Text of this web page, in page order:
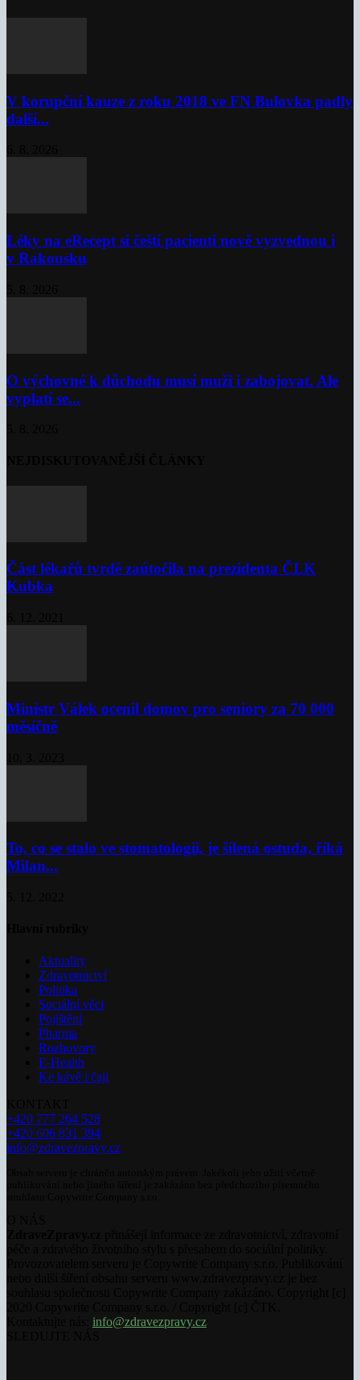
V korupční kauze z roku 2018 ve FN Bulovka padly
další...
Léky na eRecept si čeští pacienti nově vyzvednou i
v Rakousku
O výchovné k důchodu musí muži i zabojovat. Ale
vyplatí se...
Část lékařů tvrdě zaútočila na prezidenta ČLK
Kubka
Ministr Válek ocenil domov pro seniory za 70 000
měsíčně
To, co se stalo ve stomatologii, je šílená ostuda, říká
Milan...
Aktuality
Zdravotnictví
Politika
Sociální věci
Pojištění
Pharma
Rozhovory
E-Health
Ke kávě i čaji
+420 777 264 528
+420 606 831 394
info@zdravezpravy.cz
info@zdravezpravy.cz